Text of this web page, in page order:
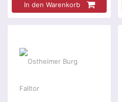
In den Warenkorb